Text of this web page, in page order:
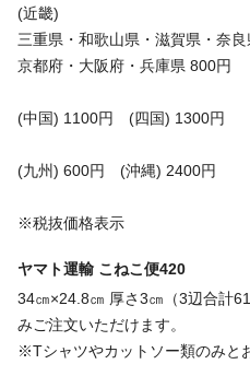
(近畿)
三重県・和歌山県・滋賀県・奈良
京都府・大阪府・兵庫県 800円
(中国) 1100円 (四国) 1300円
(九州) 600円 (沖縄) 2400円
※税抜価格表示
ヤマト運輸 こねこ便420
34㎝×24.8㎝ 厚さ3㎝（3辺合計
みご注文いただけます。
※Tシャツやカットソー類のみと